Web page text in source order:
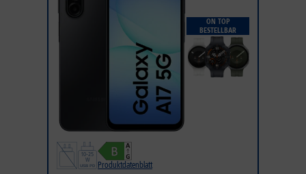
ON TOP
BESTELLBAR
Produktdatenblatt